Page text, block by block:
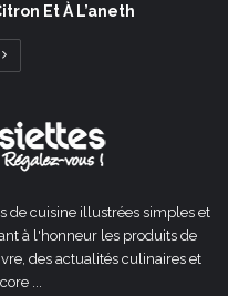
Et À L’aneth
Page
de cuisine illustrées simples et
à l'honneur les produits de
des actualités culinaires et
...